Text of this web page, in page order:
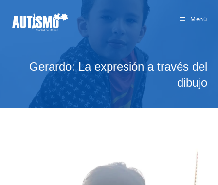
Menú
Gerardo: La expresión a través del
dibujo